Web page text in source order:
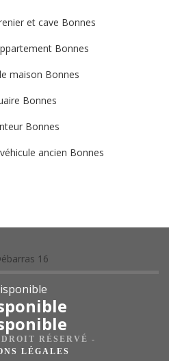
et cave Bonnes
Bonnes
maison Bonnes
Bonnes
Bonnes
ancien Bonnes
RÉSERVÉ -
LÉGALES